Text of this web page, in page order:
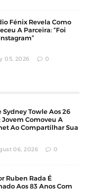
Fénix Revela Como
A Parceira: “Foi
05, 2026 0
Sydney Towle Aos 26
Jovem Comoveu A
Ao Compartilhar Sua
06, 2026 0
Ruben Rada É
Aos 83 Anos Com